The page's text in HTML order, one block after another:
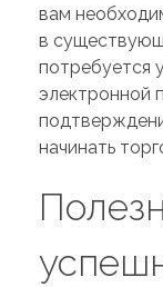
вам
в
потребуется
электронной
начинать